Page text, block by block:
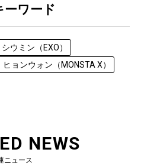
ーワード
シウミン（EXO）
ョンウォン（MONSTA X）
NEWS
ニュース